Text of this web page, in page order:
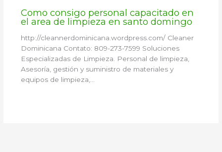
Como consigo personal capacitado en
el area de limpieza en santo domingo
http://cleannerdominicana.wordpress.com/ Cleaner
Dominicana Contato: 809-273-7599 Soluciones
Especializadas de Limpieza. Personal de limpieza,
Asesoría, gestión y suministro de materiales y
equipos de limpieza,…